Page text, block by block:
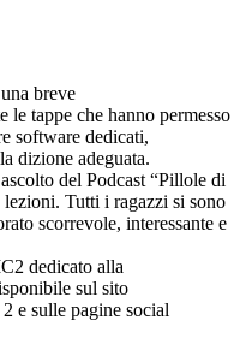
breve
le tappe che hanno permesso
software dedicati,
dizione adeguata.
del Podcast “Pillole di
Tutti i ragazzi si sono
scorrevole, interessante e
dedicato alla
sul sito
e sulle pagine social